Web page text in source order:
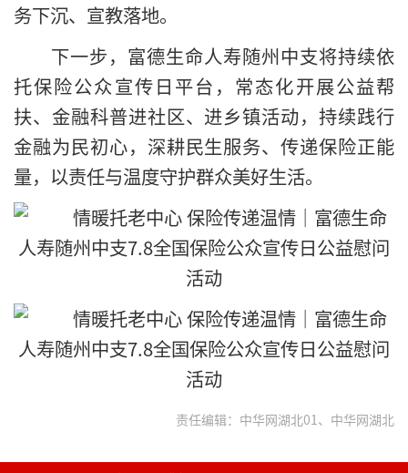
务下沉、宣教落地。
下一步，富德生命人寿随州中支将持续依
托保险公众宣传日平台，常态化开展公益帮
扶、金融科普进社区、进乡镇活动，持续践行
金融为民初心，深耕民生服务、传递保险正能
量，以责任与温度守护群众美好生活。
责任编辑：中华网湖北01、中华网湖北